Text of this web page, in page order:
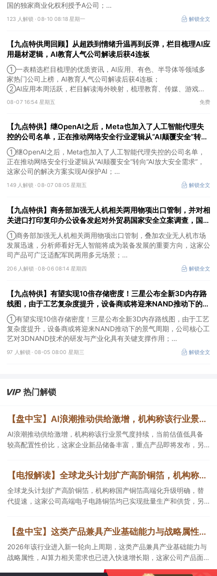
国的独家商业化权利授予A公司；
②SK海力士将在韩国投资384亿美元建设晶圆厂，机构称全球晶圆
厂扩产和关键零部件供给不足，为国内设备及零部件企业创造了新的
阶段；
③美国7月非农就业数据意外转弱，大幅降低美联储加息预期，推动
美元走弱和黄金需求回升。
123 人解锁 ·08-10 08:18 星期一 解锁全文
【九点特供周回顾】从超跌到情绪升温再到反弹，栏目梳理AI应
用题材逻辑，AI教育人气公司解读后获4连板
①一表精选栏目梳理的优质资讯，AI应用、有色、半导体等领域多
家热门公司上榜，AI教育人气公司解读后获4连板；
②AI应用本周活跃，栏目解读海外映射，梳理教育、传媒、游戏等
景气方向，焦点公司3日最高涨超20%；
08-07 16:54 星期五 免费
【九点特供】继OpenAI之后，Meta也加入了人工智能代理失
控的公司名单，正在推动网络安全行业逻辑从“AI颠覆安全”转
向“AI放大安全需求”；英伟达面向无人驾驶出租车和智能汽车的
前沿开放模型开放商用
①继OpenAI之后，Meta也加入了人工智能代理失控的公司名单，
正在推动网络安全行业逻辑从“AI颠覆安全”转向“AI放大安全需求”，
这家公司的解决方案实现AI保护AI；
②英伟达面向无人驾驶出租车和智能汽车的前沿开放模型开放商
用，行业竞争逐步升级为数据、算力、量产、运营的全链路能力比
③刚果（金）宣布禁止铜精矿和钴精矿出口，并对采矿副产品征收
新税。
149 人解锁 ·08-07 08:05 星期五 解锁全文
【九点特供】商务部加强无人机相关两用物项出口管制，并对相
关进口打印复印办公设备发起对外贸易国家安全立案调查，国产
消费级3D打印机已占全球九成市场份额
①商务部加强无人机相关两用物项出口管制，叠加农业无人机市场
发展迅速，分析师看好无人智能将成为装备发展的重要方向，这家公
司产品可广泛适配军民两用多元场景；
②商务部对相关进口打印复印办公设备发起对外贸易国家安全立案
调查，国产消费级3D打印机如今已占据全球九成市场份额，这家公
局；
③受益国际金价大幅反弹，美股贵金属板块普涨。
206 人解锁 ·08-06 08:14 星期四 解锁全文
【九点特供】有望实现10倍存储密度！三星公布全新3D内存路
线图，由于工艺复杂度提升，设备商或将迎来NAND推动下的景
气周期；阿里云容器服务Agent将开启商业化收费
①有望实现10倍存储密度！三星公布全新3D内存路线图，由于工艺
复杂度提升，设备商或将迎来NAND推动下的景气周期，公司核心工
艺对3DNAND技术的研发与产业化具有关键支撑作用；
②阿里云容器服务Agent将开启商业化收费，分析师看好AI产业链
正在进入应用验证和商业化加速阶段，这家公司研发的智能体开发平
全年业绩指引，推动股价创近年来最大单日涨幅之一。
97 人解锁 · 08-05 08:00 星期三 解锁全文
热门解锁
【盘中宝】AI浪潮推动供给激增，机构称该行业景气度持续，当前估值低具备较高配置性价比，这家企业重点产品即将发布
AI浪潮推动供给激增，机构称该行业景气度持续，当前估值低具备
较高配置性价比，这家企业新品储备丰富，重点产品即将发布，另
【电报解读】全球龙头计划扩产高阶铜箔，机构称国产铜箔高端化升级明确，替代提速，这家公司高端电子电路铜箔均已实现批量生产和供货
全球龙头计划扩产高阶铜箔，机构称国产铜箔高端化升级明确，替
代提速，这家公司高端电子电路铜箔均已实现批量生产和供货，另
【盘中宝】这类产品兼具产业基础能力与战略属性，AI算力相关需求也已进入快速增长期，这家公司产品面向下游多个关键应用领域
2026年该行业进入新一轮向上周期，这类产品兼具产业基础能力与
战略属性，AI算力相关需求也已进入快速增长期，这家公司产品面